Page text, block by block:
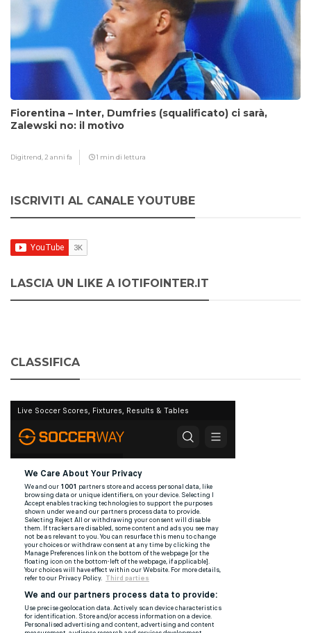
Fiorentina – Inter, Dumfries (squalificato) ci sarà,
Zalewski no: il motivo
Digitrend, 2 anni fa 1 min di lettura
ISCRIVITI AL CANALE YOUTUBE
LASCIA UN LIKE A IOTIFOINTER.IT
CLASSIFICA